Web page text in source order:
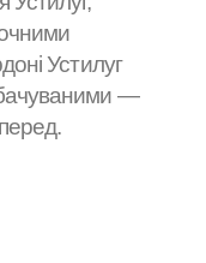
Устилуг
—